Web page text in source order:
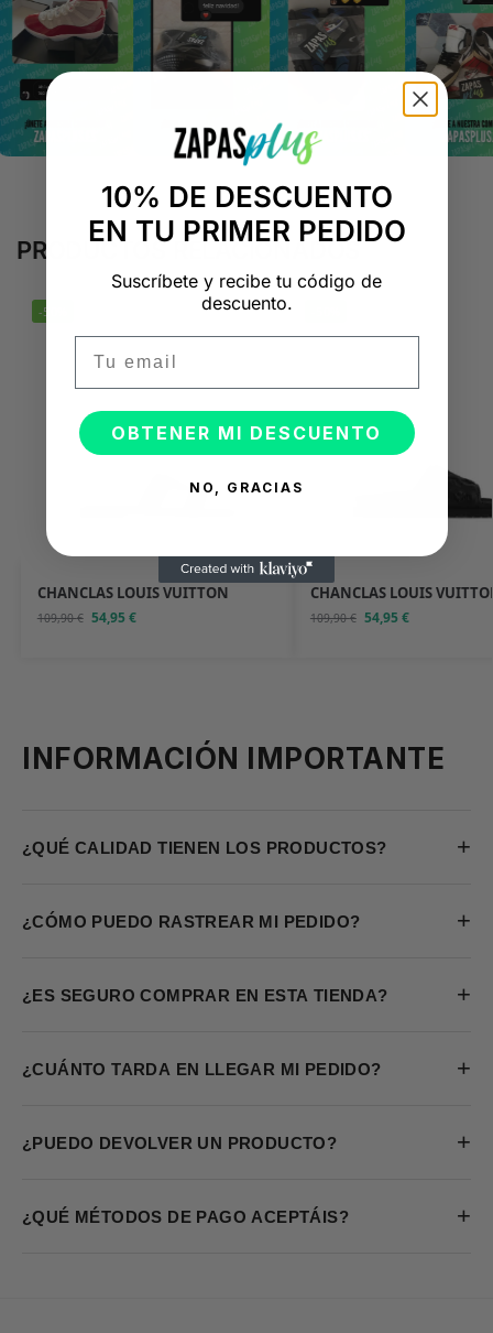
PRODUCTOS RELACIONADOS
-50%
CHANCLAS LOUIS VUITTON
109,90€ 54,95€
CHANCLAS LOUIS
109,90€ 54,95€
INFORMACIÓN IMPORTANTE
¿QUÉ CALIDAD TIENEN LOS PRODUCTOS? +
¿CÓMO PUEDO RASTREAR MI PEDIDO? +
¿ES SEGURO COMPRAR EN ESTA TIENDA? +
¿CUÁNTO TARDA EN LLEGAR MI PEDIDO? +
¿PUEDO DEVOLVER UN PRODUCTO? +
¿QUÉ MÉTODOS DE PAGO ACEPTÁIS? +
10% DE DESCUENTO
EN TU PRIMER PEDIDO
Suscríbete y recibe tu código de
descuento.
OBTENER MI DESCUENTO
NO, GRACIAS